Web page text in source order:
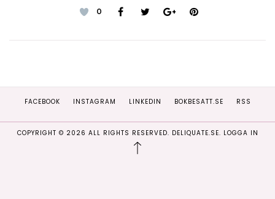
0
FACEBOOK INSTAGRAM LINKEDIN BOKBESATT.SE RSS
COPYRIGHT © 2026 ALL RIGHTS RESERVED. DELIQUATE.SE. LOGGA IN